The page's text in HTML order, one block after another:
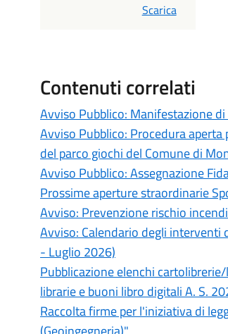
PDF
Scarica
Contenuti correlati
Avviso Pubblico: Manifestazione
Avviso Pubblico: Procedura
del parco giochi del Comune di
Avviso Pubblico: Assegnazione
Prossime aperture straordinarie
Avviso: Prevenzione rischio
Avviso: Calendario degli
- Luglio 2026)
Pubblicazione elenchi
librarie e buoni libro digitali A. S.
Raccolta firme per l'iniziativa di